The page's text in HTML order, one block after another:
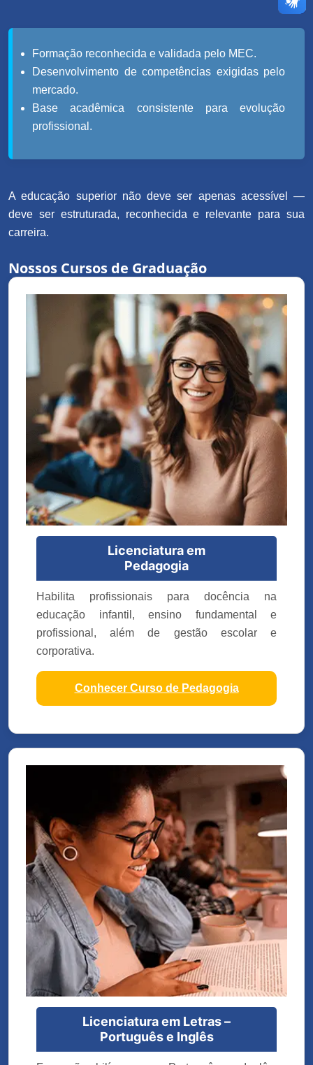
Formação reconhecida e validada pelo MEC.
Desenvolvimento de competências exigidas pelo
mercado.
Base acadêmica consistente para evolução
profissional.
A educação superior não deve ser apenas acessível —
deve ser estruturada, reconhecida e relevante para sua
carreira.
Nossos Cursos de Graduação
Licenciatura em
Pedagogia
Habilita profissionais para docência na
educação infantil, ensino fundamental e
profissional, além de gestão escolar e
corporativa.
Conhecer Curso de Pedagogia
Licenciatura em Letras –
Português e Inglês